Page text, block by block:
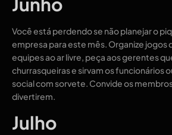
Você está perdendo se não planejar o
empresa para este mês. Organize jogos
equipes ao ar livre, peça aos gerentes
churrasqueiras e sirvam os funcionários
social com sorvete. Convide os
divertirem.
Julho